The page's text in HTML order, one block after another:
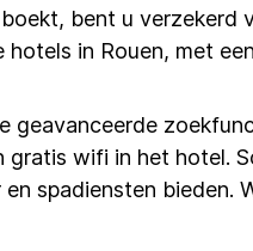
bent u verzekerd
in Rouen, met
geavanceerde
wifi in het hotel.
spadiensten bieden.